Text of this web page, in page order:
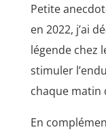
Petite
en 2022, j’ai
légende chez
stimuler
chaque matin
En